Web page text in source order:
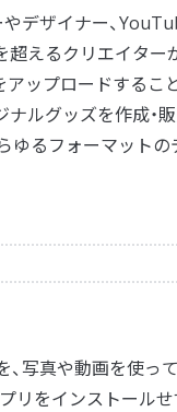
やデザイナー、
超えるクリエイター
アップロードするこ
ルグッズを作成・
ゆるフォーマット
、写真や動画を使
リをインストール